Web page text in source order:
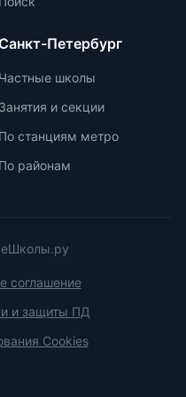
Петербург
Частные школы
Занятия и секции
По станциям метро
По районам
соглашение
и защиты ПД
Cookies